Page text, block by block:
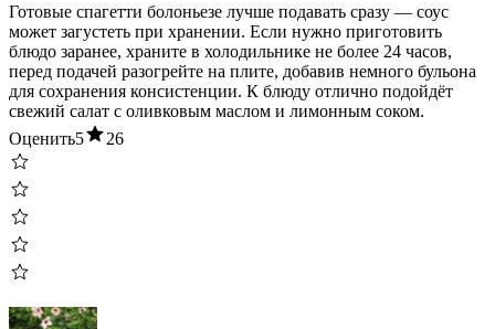
Готовые спагетти болоньезе лучше подавать сразу — соус
может загустеть при хранении. Если нужно приготовить
блюдо заранее, храните в холодильнике не более 24 часов,
перед подачей разогрейте на плите, добавив немного бульона
для сохранения консистенции. К блюду отлично подойдёт
свежий салат с оливковым маслом и лимонным соком.
Оценить5 26